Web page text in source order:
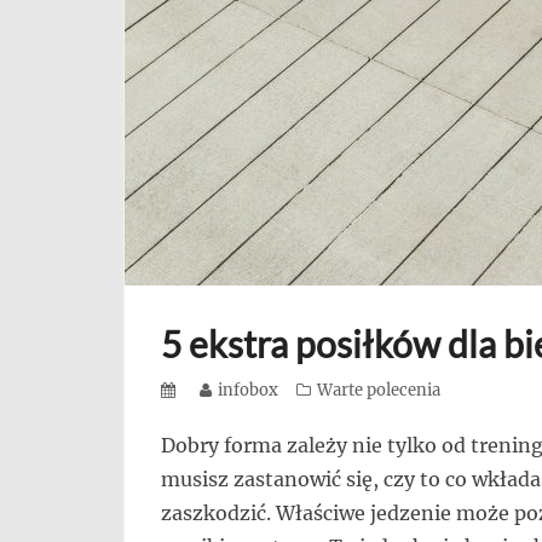
się,
uczą
innych
przedsiębiorczości
5 ekstra posiłków dla
PostedAuthor
infobox Categories
Warte polecenia
Dobry forma zależy nie tylko od
musisz zastanowić się, czy to co
zaszkodzić. Właściwe jedzenie może